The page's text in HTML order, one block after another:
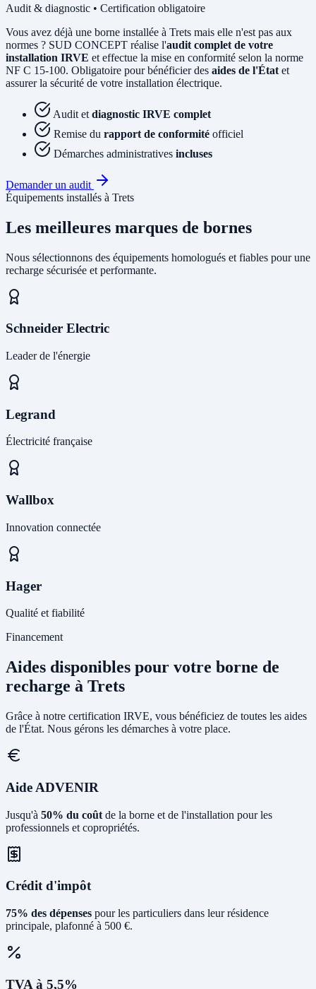
Audit & diagnostic • Certification obligatoire
Vous avez déjà une borne installée à Trets mais elle n'est pas aux
normes ? SUD CONCEPT réalise l'audit complet de votre
installation IRVE et effectue la mise en conformité selon la norme
NF C 15-100. Obligatoire pour bénéficier des aides de l'État et
assurer la sécurité de votre installation électrique.
Audit et diagnostic IRVE complet
Remise du rapport de conformité officiel
Démarches administratives incluses
Demander un audit
Équipements installés à Trets
Les meilleures marques de bornes
Nous sélectionnons des équipements homologués et fiables pour une
recharge sécurisée et performante.
Schneider Electric
Leader de l'énergie
Legrand
Électricité française
Wallbox
Innovation connectée
Hager
Qualité et fiabilité
Financement
Aides disponibles pour votre borne de
recharge à Trets
Grâce à notre certification IRVE, vous bénéficiez de toutes les aides
de l'État. Nous gérons les démarches à votre place.
Aide ADVENIR
Jusqu'à 50% du coût de la borne et de l'installation pour les
professionnels et copropriétés.
Crédit d'impôt
75% des dépenses pour les particuliers dans leur résidence
principale, plafonné à 500 €.
TVA à 5,5%